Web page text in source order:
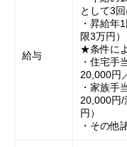
給与
として3回
・昇給年
限3万円）
★条件に
・住宅手
20,000円
・家族手
20,000円/
円）
・その他